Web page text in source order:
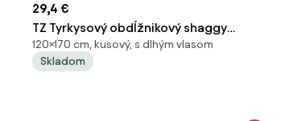
29,4 €
TZ Tyrkysový obdĺžnikový shaggy
koberec Lana Rozmer: 120x170 cm
120×170 cm, kusový, s dlhým vlasom
Skladom